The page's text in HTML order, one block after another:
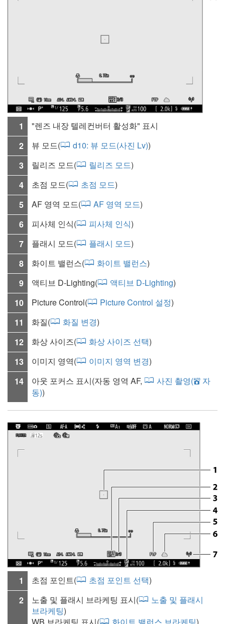
1
"렌즈 내장 텔레컨버터 활성화" 표시
2
뷰 모드( d10: 뷰 모드(사진 Lv))
3
릴리즈 모드( 릴리즈 모드)
4
초점 모드( 초점 모드)
5
AF 영역 모드( AF 영역 모드)
6
피사체 인식( 피사체 인식)
7
플래시 모드( 플래시 모드)
8
화이트 밸런스( 화이트 밸런스)
9
액티브 D-Lighting( 액티브 D-Lighting)
10
Picture Control( Picture Control 설정)
11
화질( 화질 변경)
12
화상 사이즈( 화상 사이즈 선택)
13
이미지 영역( 이미지 영역 변경)
14
아웃 포커스 표시(자동 영역 AF, 사진 촬영(b 자
동))
1 초점 포인트( 초점 포인트 선택)
2
노출 및 플래시 브라케팅 표시(
노출 및 플래시
브라케팅)